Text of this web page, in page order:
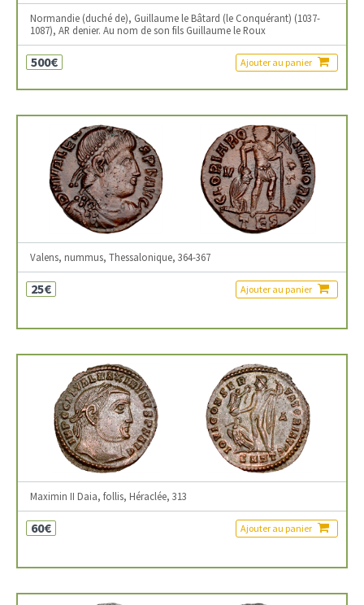
Normandie (duché de), Guillaume le Bâtard (le Conquérant) (1037-
1087), AR denier. Au nom de son fils Guillaume le Roux
500€ Ajouter au panier
Valens, nummus, Thessalonique, 364-367
25€ Ajouter au panier
Maximin II Daia, follis, Héraclée, 313
60€ Ajouter au panier